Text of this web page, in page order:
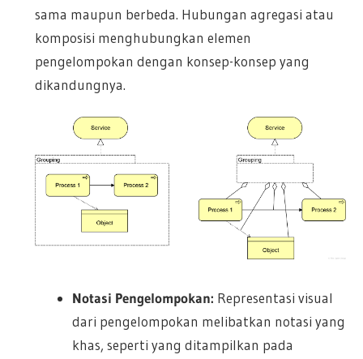
sama maupun berbeda. Hubungan agregasi atau
komposisi menghubungkan elemen
pengelompokan dengan konsep-konsep yang
dikandungnya.
Notasi Pengelompokan: Representasi visual
dari pengelompokan melibatkan notasi yang
khas, seperti yang ditampilkan pada